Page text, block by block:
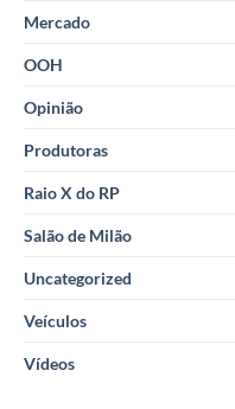
Mercado
OOH
Opinião
Produtoras
Raio X do RP
Salão de Milão
Uncategorized
Veículos
Vídeos